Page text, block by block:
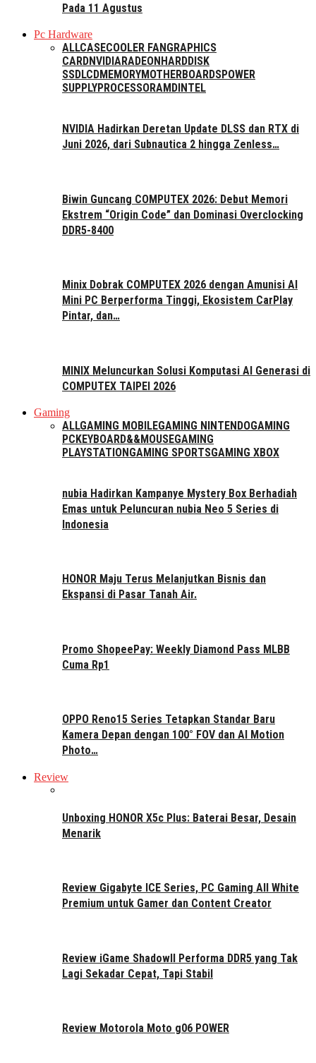
Pada 11 Agustus
Pc Hardware
ALLCASECOOLER FAN GRAPHICS
CARDNVIDIARADEON HARDDISK
SSDLCDMEMORYMOTHERBOARDSPOWER
SUPPLYPROCESSORAMD INTEL
NVIDIA Hadirkan Deretan Update DLSS dan RTX di
Juni 2026, dari Subnautica 2 hingga Zenless…
Biwin Guncang COMPUTEX 2026: Debut Memori
Ekstrem “Origin Code” dan Dominasi Overclocking
DDR5-8400
Minix Dobrak COMPUTEX 2026 dengan Amunisi AI
Mini PC Berperforma Tinggi, Ekosistem CarPlay
Pintar, dan…
MINIX Meluncurkan Solusi Komputasi AI Generasi di
COMPUTEX TAIPEI 2026
Gaming
ALLGAMING MOBILEGAMING NINTENDOGAMING
PC KEYBOARD&&MOUSEGAMING
PLAYSTATION GAMING SPORTSGAMING XBOX
nubia Hadirkan Kampanye Mystery Box Berhadiah
Emas untuk Peluncuran nubia Neo 5 Series di
Indonesia
HONOR Maju Terus Melanjutkan Bisnis dan
Ekspansi di Pasar Tanah Air.
Promo ShopeePay: Weekly Diamond Pass MLBB
Cuma Rp1
OPPO Reno15 Series Tetapkan Standar Baru
Kamera Depan dengan 100° FOV dan AI Motion
Photo…
Review
Unboxing HONOR X5c Plus: Baterai Besar, Desain
Menarik
Review Gigabyte ICE Series, PC Gaming All White
Premium untuk Gamer dan Content Creator
Review iGame ShadowII Performa DDR5 yang Tak
Lagi Sekadar Cepat, Tapi Stabil
Review Motorola Moto g06 POWER